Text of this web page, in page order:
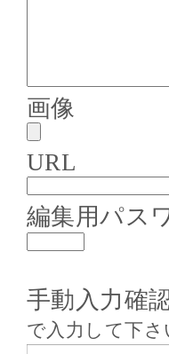
画像
URL
編集用パス
手動入力確
で入力して下さ